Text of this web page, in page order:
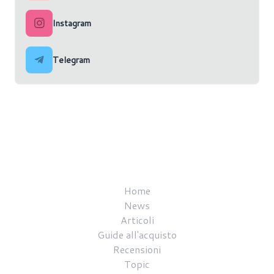
Instagram
Telegram
Home
News
Articoli
Guide all'acquisto
Recensioni
Topic